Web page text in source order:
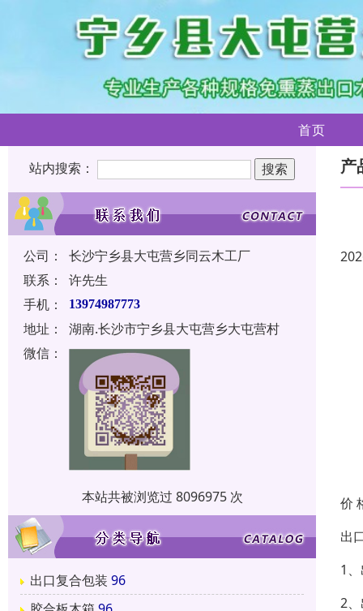
首页
站内搜索：
公司：
长沙宁乡县大屯营乡同云木工厂
联系：
许先生
手机：
13974987773
地址：
湖南.长沙市宁乡县大屯营乡大屯营村
微信：
本站共被浏览过 8096975 次
出口复合包装 96
产
价
出
1
2